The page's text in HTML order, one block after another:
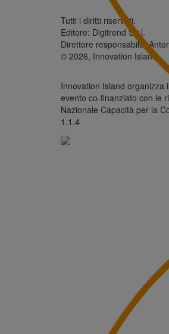
Tutti i diritti riservati.
Editore: Digitrend S.r.l.
Direttore responsabile:
© 2026, Innovation Island
Innovation Island organizza
evento co-finanziato con le
Nazionale Capacità per la
1.1.4